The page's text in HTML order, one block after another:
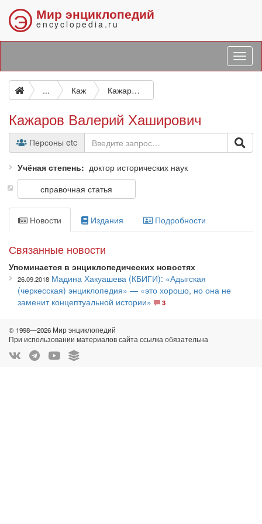
Э Мир энциклопедий
encyclopedia.ru
... Каж Кажаров Валерий Хаширович
Кажаров Валерий Хаширович
Персоны etc
Учёная степень
доктор исторических наук
справочная статья
Новости Издания Подробности
Связанные новости
Упоминается в энциклопедических новостях
26.09.2018 Мадина Хакуашева (КБИГИ): «Адыгская
(черкесская) энциклопедия» — «это хорошо, но она не
заменит концептуальной истории»
3
© 1998—2026 Мир энциклопедий
При использовании материалов сайта ссылка обязательна